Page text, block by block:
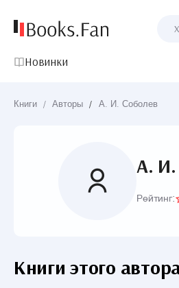
Новинки
Книги / Авторы / А. И. Соболев
А. И.
Рейтинг:
Книги этого